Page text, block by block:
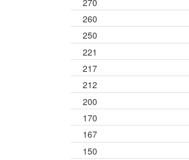
260
250
221
217
212
200
170
167
150